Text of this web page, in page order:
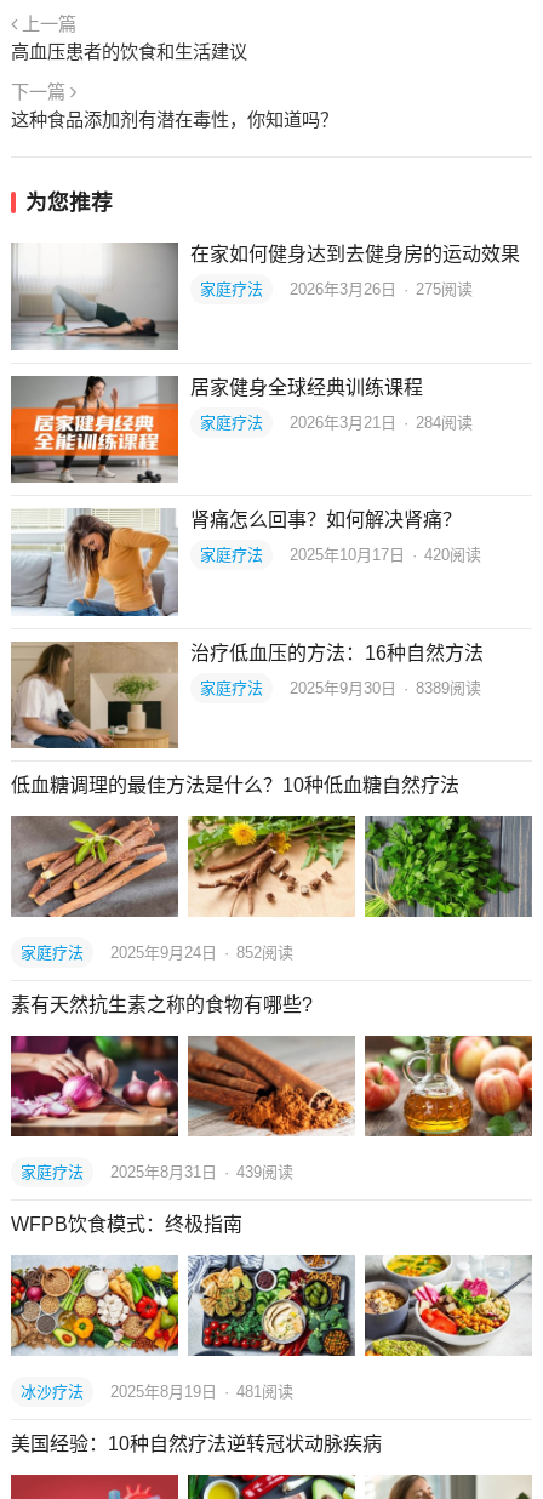
上一篇
高血压患者的饮食和生活建议
下一篇
这种食品添加剂有潜在毒性，你知道吗？
为您推荐
在家如何健身达到去健身房的运动效果
家庭疗法 2026年3月26日 · 275阅读
居家健身全球经典训练课程
家庭疗法 2026年3月21日 · 284阅读
肾痛怎么回事？如何解决肾痛？
家庭疗法 2025年10月17日 · 420阅读
治疗低血压的方法：16种自然方法
家庭疗法 2025年9月30日 · 8389阅读
低血糖调理的最佳方法是什么？10种低血糖自然疗法
家庭疗法 2025年9月24日 · 852阅读
素有天然抗生素之称的食物有哪些?
家庭疗法 2025年8月31日 · 439阅读
WFPB饮食模式：终极指南
冰沙疗法 2025年8月19日 · 481 阅读
美国经验：10种自然疗法逆转冠状动脉疾病